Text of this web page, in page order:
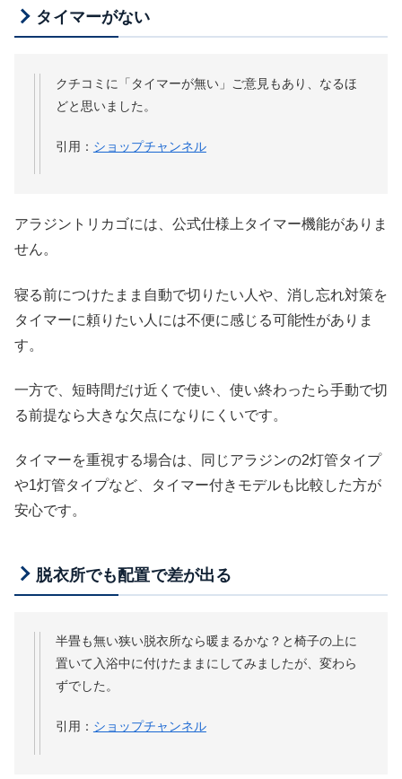
タイマーがない
クチコミに「タイマーが無い」ご意見もあり、なるほ
どと思いました。
引用： ショップチャンネル
アラジントリカゴには、公式仕様上タイマー機能がありま
せん。
寝る前につけたまま自動で切りたい人や、消し忘れ対策を
タイマーに頼りたい人には不便に感じる可能性がありま
す。
一方で、短時間だけ近くで使い、使い終わったら手動で切
る前提なら大きな欠点になりにくいです。
タイマーを重視する場合は、同じアラジンの2灯管タイプ
や1灯管タイプなど、タイマー付きモデルも比較した方が
安心です。
脱衣所でも配置で差が出る
半畳も無い狭い脱衣所なら暖まるかな？と椅子の上に
置いて入浴中に付けたままにしてみましたが、変わら
ずでした。
引用： ショップチャンネル